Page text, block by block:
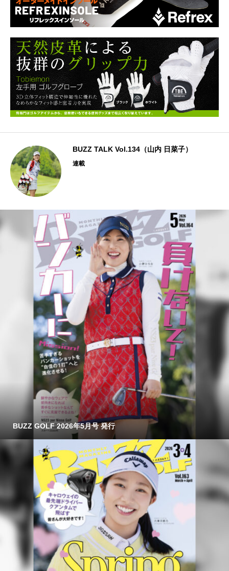
BUZZ TALK Vol.134（山内 日菜子）
連載
BUZZ GOLF 2026年5月号 発行